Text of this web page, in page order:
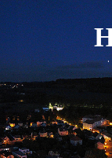
Skip
to
content